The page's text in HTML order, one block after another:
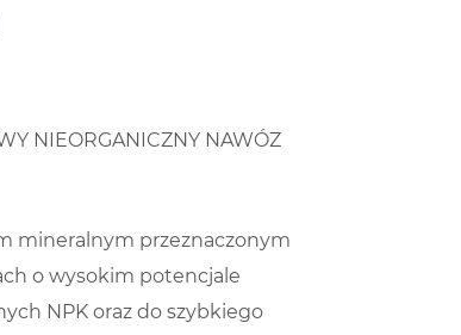
NIEORGANICZNY NAWÓZ
mineralnym przeznaczonym
o wysokim potencjale
NPK oraz do szybkiego